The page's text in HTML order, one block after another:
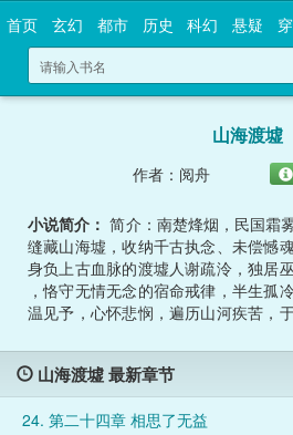
首页 玄幻 都市 历史 科幻 悬疑
山海渡墟
作者：阅舟
小说简介： 简介：南楚烽烟，民国霜
缝藏山海墟，收纳千古执念、未偿憾
身负上古血脉的渡墟人谢疏泠，独居
，恪守无情无念的宿命戒律，半生孤
温见予，心怀悲悯，遍历山河疾苦，
山相守，到民国山城烽烟别离，再到
越岁月轮回，挣脱天道桎梏。墟主困
局；副CP各有红尘痴念、半生浮沉，
。写尽乱世倾轧、人性凉薄，亦绘人
山海渡墟 最新章节
24. 第二十四章 相思了无益